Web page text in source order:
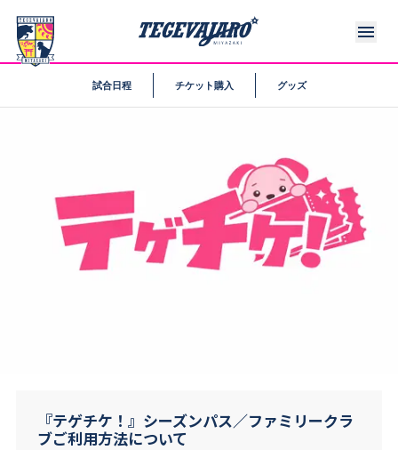
試合日程 チケット購入 グッズ
『テゲチケ！』シーズンパス／ファミリークラ
ブご利用方法について